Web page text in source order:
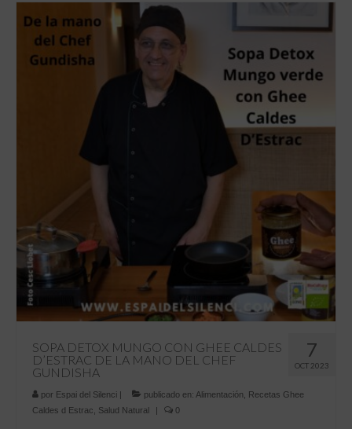
7
OCT 2023
SOPA DETOX MUNGO CON GHEE CALDES
D’ESTRAC DE LA MANO DEL CHEF
GUNDISHA
por Espai del Silenci | publicado en: Alimentación
Recetas Ghee
Caldes d Estrac
Salud Natural | 0